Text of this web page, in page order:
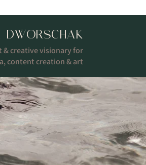
DWORSCHAK
& creative visionary for
content creation & art